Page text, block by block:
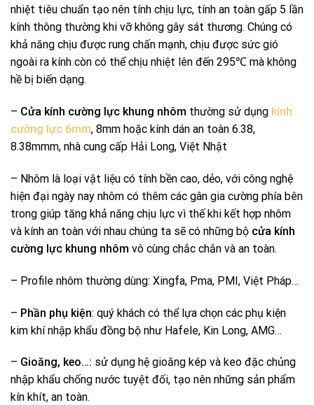
nhiệt tiêu chuẩn tạo nên tính chịu lực, tính an toàn gấp 5 lần
kính thông thường khi vỡ không gây sát thương. Chúng có
khả năng chịu được rung chấn mạnh, chịu được sức gió
ngoài ra kính còn có thể chịu nhiệt lên đến 295℃ mà không
hề bị biến dạng.
– Cửa kính cường lực khung nhôm thường sử dụng kính
cường lực 6mm, 8mm hoặc kính dán an toàn 6.38,
8.38mmm, nhà cung cấp Hải Long, Việt Nhật
– Nhôm là loại vật liệu có tính bền cao, dẻo, với công nghệ
hiện đại ngày nay nhôm có thêm các gân gia cường phía bên
trong giúp tăng khả năng chịu lực vì thế khi kết hợp nhôm
và kính an toàn với nhau chúng ta sẽ có những bộ cửa kính
cường lực khung nhôm vô cùng chắc chắn và an toàn.
– Profile nhôm thường dùng: Xingfa, Pma, PMI, Việt Pháp…
– Phần phụ kiện: quý khách có thể lựa chọn các phụ kiện
kim khí nhập khẩu đồng bộ như Hafele, Kin Long, AMG…
– Gioăng, keo…: sử dụng hệ gioăng kép và keo đặc chủng
nhập khẩu chống nước tuyệt đối, tạo nên những sản phẩm
kín khít, an toàn.